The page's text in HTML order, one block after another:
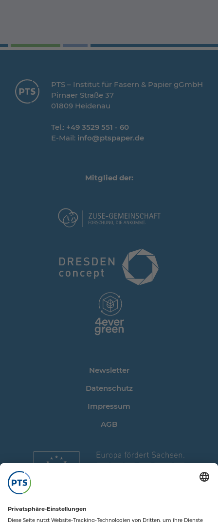
PTS – Institut für Fasern & Papier gGmbH
Pirnaer Straße 37
01809 Heidenau
Tel.: +49 3529 551 - 60
E-Mail: info@ptspaper.de
Mitglied der:
Newsletter
Datenschutz
Impressum
AGB